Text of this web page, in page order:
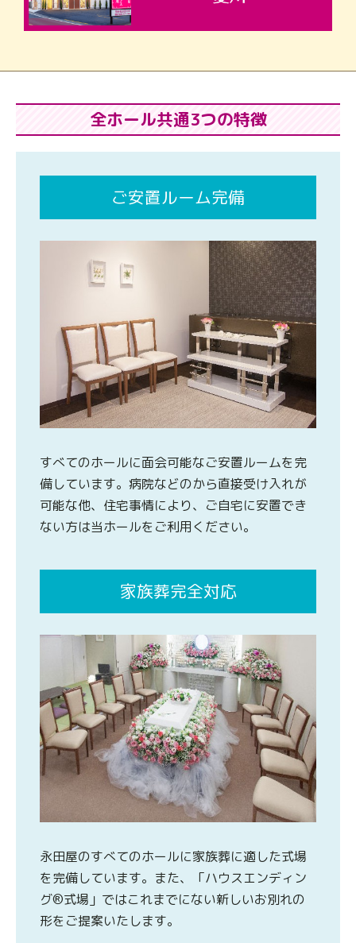
全ホール共通3つの特徴
ご安置ルーム完備
すべてのホールに面会可能なご安置ルームを完
備しています。病院などのから直接受け入れが
可能な他、住宅事情により、ご自宅に安置でき
ない方は当ホールをご利用ください。
家族葬完全対応
永田屋のすべてのホールに家族葬に適した式場
を完備しています。また、「ハウスエンディン
グ®式場」ではこれまでにない新しいお別れの
形をご提案いたします。